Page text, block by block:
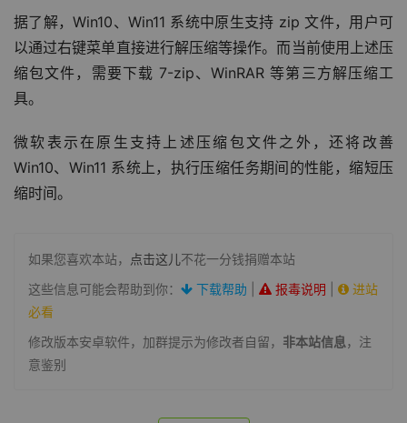
据了解，Win10、Win11 系统中原生支持 zip 文件，用户可
以通过右键菜单直接进行解压缩等操作。而当前使用上述压
缩包文件，需要下载 7-zip、WinRAR 等第三方解压缩工
具。
微软表示在原生支持上述压缩包文件之外，还将改善
Win10、Win11 系统上，执行压缩任务期间的性能，缩短压
缩时间。
如果您喜欢本站， 点击这儿不花一分钱捐赠本站
这些信息可能会帮助到你：
下载帮助 报毒说明
进站
必看
修改版本安卓软件，加群提示为修改者自留， 非本站信息，注
意鉴别